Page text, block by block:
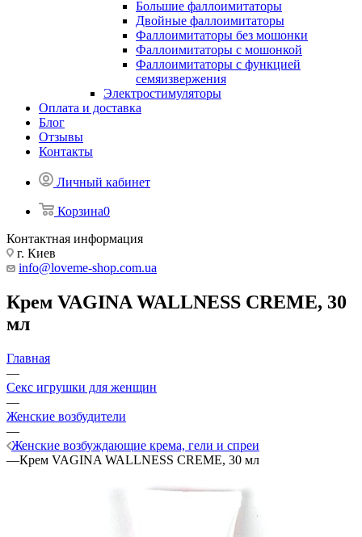
Большие фаллоимитаторы
Двойные фаллоимитаторы
Фаллоимитаторы без мошонки
Фаллоимитаторы с мошонкой
Фаллоимитаторы с функцией
семяизвержения
Электростимуляторы
Оплата и доставка
Блог
Отзывы
Контакты
Личный кабинет
Корзина0
Контактная информация
г. Киев
info@loveme-shop.com.ua
Крем VAGINA WALLNESS CREME, 30
мл
Главная
—
Секс игрушки для женщин
—
Женские возбудители
—
Женские возбуждающие крема, гели и спреи
—Крем VAGINA WALLNESS CREME, 30 мл